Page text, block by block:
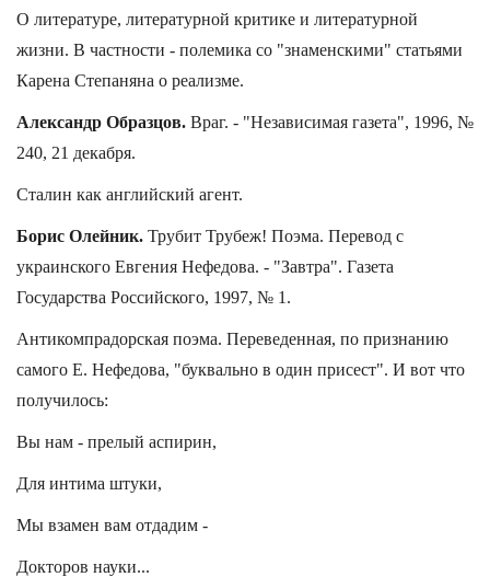
О литературе, литературной критике и литературной
жизни. В частности - полемика со "знаменскими" статьями
Карена Степаняна о реализме.
Александр Образцов. Враг. - "Независимая газета", 1996, №
240, 21 декабря.
Сталин как английский агент.
Борис Олейник. Трубит Трубеж! Поэма. Перевод с
украинского Евгения Нефедова. - "Завтра". Газета
Государства Российского, 1997, № 1.
Антикомпрадорская поэма. Переведенная, по признанию
самого Е. Нефедова, "буквально в один присест". И вот что
получилось:
Вы нам - прелый аспирин,
Для интима штуки,
Мы взамен вам отдадим -
Докторов науки...